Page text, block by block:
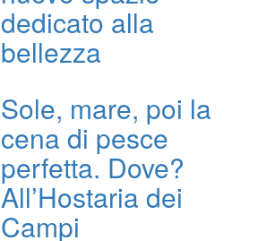
dedicato alla
bellezza
Sole, mare, poi la
cena di pesce
perfetta. Dove?
All’Hostaria dei
Campi